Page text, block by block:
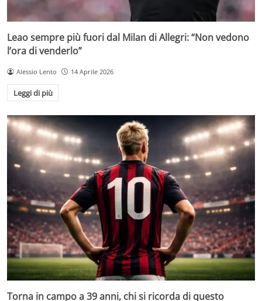
Leao sempre più fuori dal Milan di Allegri: “Non vedono
l’ora di venderlo”
Alessio Lento 14 Aprile 2026
Leggi di più
Torna in campo a 39 anni, chi si ricorda di questo